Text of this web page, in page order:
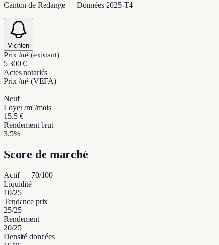
Canton de Redange — Données 2025-T4
Vichten
Prix /m² (existant)
5 300 €
Actes notariés
Prix /m² (VEFA)
—
Neuf
Loyer /m²/mois
15.5 €
Rendement brut
3.5%
Score de marché
Actif— 70/100
Liquidité
10/25
Tendance prix
25/25
Rendement
20/25
Densité données